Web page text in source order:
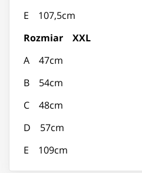
E 107,5cm
Rozmiar XXL
A 47cm
B 54cm
C 48cm
D 57cm
E 109cm